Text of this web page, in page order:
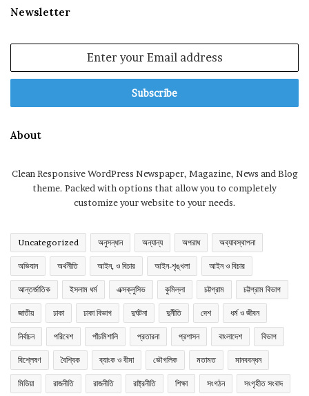
Newsletter
Email
About
Clean Responsive WordPress Newspaper, Magazine, News and Blog
theme. Packed with options that allow you to completely
customize your website to your needs.
Uncategorized অনুসন্ধান অন্যান্য অপরাধ অব্যাবস্থাপনা
অভিযান অর্থনীতি আইন, ও বিচার আইন-শৃঙ্খলা আইন ও বিচার
আন্তর্জাতিক ইসলাম ধর্ম এক্সক্লুসিভ কুমিল্লা চট্টগ্রাম চট্টগ্রাম বিভাগ
জাতীয় ঢাকা ঢাকা বিভাগ দুর্ঘটনা দুর্নীতি দেশ ধর্ম ও জীবন
নির্বাচন পরিবেশ পাঁচমিশালি প্রতারনা প্রশাসন বাংলাদেশ বিভাগ
বিশ্লেষণ বৈশ্বিক ব্যাংক ও বীমা ভৌগলিক মতামত মানববন্ধন
মিডিয়া রাজনীতি রাজনীতি রাষ্ট্রনীতি শিক্ষা সংগঠন সংগৃহীত সংবাদ